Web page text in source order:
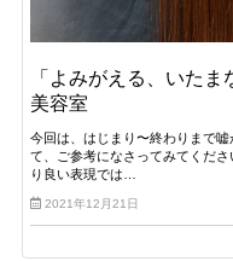
「よみがえる、いた
美容室
今回は、はじまり〜終わりまで
て、ご参考になさってみてくだ
り良い表現では…
2021年12月21日